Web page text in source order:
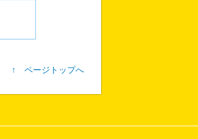
↑ ページトップへ